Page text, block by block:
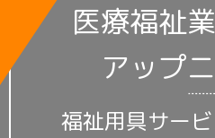
医療福祉
アップ
福祉用具サー